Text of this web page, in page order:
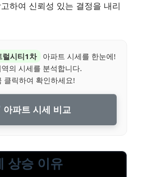
하여 신뢰성 있는 결정을 내리
럴시티1차
아파트 시세를 한눈에!
의 시세를 분석합니다.
클릭하여 확인하세요!
아파트 시세 비교
상승 이유